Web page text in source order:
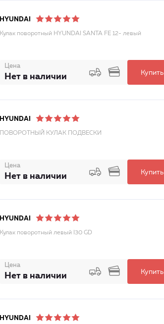
HYUNDAI
Кулак поворотный HYUNDAI SANTA FE 12- левый
Цена
Нет в наличии Купить
HYUNDAI
ПОВОРОТНЫЙ КУЛАК ПОДВЕСКИ
Цена
Нет в наличии Купить
HYUNDAI
Кулак поворотный левый I30 GD
Цена
Нет в наличии Купить
HYUNDAI